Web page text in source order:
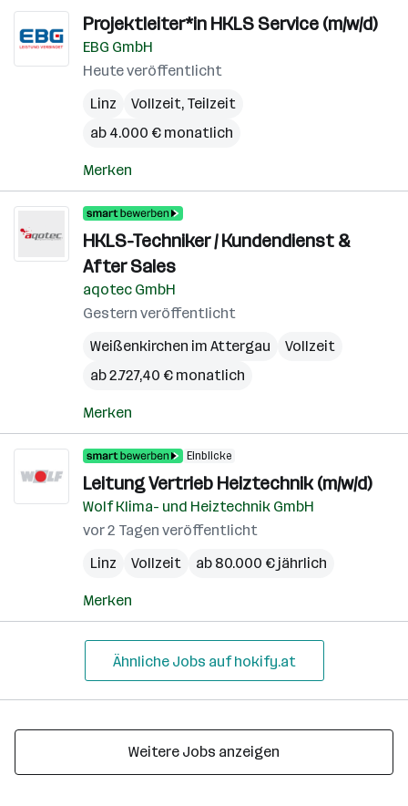
Projektleiter*in HKLS Service (m/w/d)
EBG GmbH
Heute veröffentlicht
Linz
Vollzeit, Teilzeit
ab 4.000 € monatlich
Merken
HKLS-Techniker / Kundendienst &
After Sales
aqotec GmbH
Gestern veröffentlicht
Weißenkirchen im Attergau
Vollzeit
ab 2.727,40 € monatlich
Merken
Einblicke
Leitung Vertrieb Heiztechnik (m/w/d)
Wolf Klima- und Heiztechnik GmbH
vor 2 Tagen veröffentlicht
Linz
Vollzeit ab 80.000 € jährlich
Merken
Ähnliche Jobs auf hokify.at
Weitere Jobs anzeigen